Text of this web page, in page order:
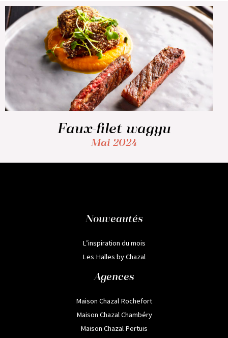
Faux-filet wagyu
Mai 2024
Nouveautés
L’inspiration du mois
Les Halles by Chazal
Agences
Maison Chazal Rochefort
Maison Chazal Chambéry
Maison Chazal Pertuis